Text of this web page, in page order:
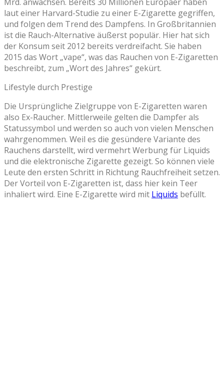
laut einer Harvard-Studie zu einer E-Zigarette gegriffen,
und folgen dem Trend des Dampfens. In Großbritannien
ist die Rauch-Alternative äußerst populär. Hier hat sich
der Konsum seit 2012 bereits verdreifacht. Sie haben
2015 das Wort „vape“, was das Rauchen von E-Zigaretten
beschreibt, zum „Wort des Jahres“ gekürt.
Lifestyle durch Prestige
Die Ursprüngliche Zielgruppe von E-Zigaretten waren
also Ex-Raucher. Mittlerweile gelten die Dampfer als
Statussymbol und werden so auch von vielen Menschen
wahrgenommen. Weil es die gesündere Variante des
Rauchens darstellt, wird vermehrt Werbung für Liquids
und die elektronische Zigarette gezeigt. So können viele
Leute den ersten Schritt in Richtung Rauchfreiheit setzen.
Der Vorteil von E-Zigaretten ist, dass hier kein Teer
inhaliert wird. Eine E-Zigarette wird mit Liquids befüllt.